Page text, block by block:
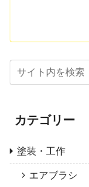
カテゴリー
塗装・工作
エアブラシ